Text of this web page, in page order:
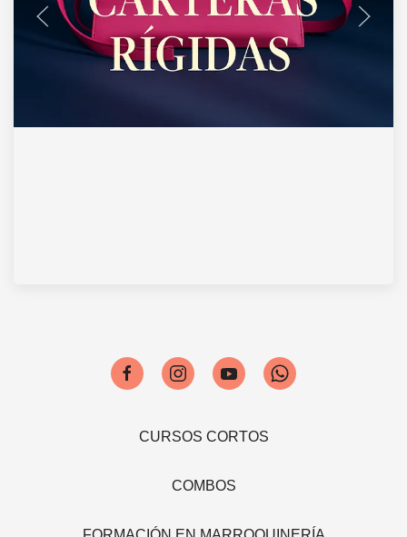
CURSOS CORTOS
COMBOS